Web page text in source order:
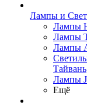
Лампы и
Лампы
Лампы
Лампы
Тайвань
Лампы
Ещё